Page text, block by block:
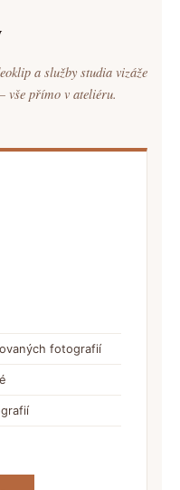
a služby studia vizáže
přímo v ateliéru.
fotografií